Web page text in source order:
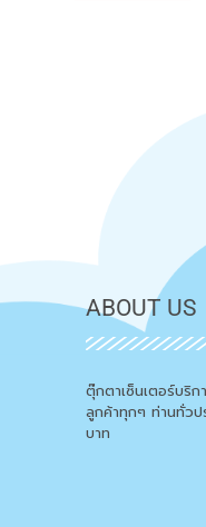
ABOUT US
ตุ๊กตาเซ็นเตอร์บริ
ลูกค้าทุกๆ ท่านทั่วป
บาท